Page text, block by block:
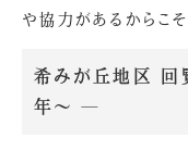
や協力があるからこそ
希みが丘地区
年～ ―